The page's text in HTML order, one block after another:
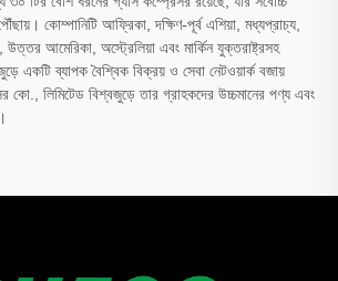
কোম্পানিটি আফ্রিকা, দক্ষিণ-পূর্ব এশিয়া, মধ্যপ্রাচ্য,
উত্তর আমেরিকা, অস্ট্রেলিয়া এবং মার্কিন যুক্তরাষ্ট্রসহ
একটি ব্যাপক বৈশ্বিক বিক্রয় ও সেবা নেটওয়ার্ক বজায়
লিমিটেড বিশ্বজুড়ে তার গ্রাহকদের উচ্চমানের পণ্য এবং